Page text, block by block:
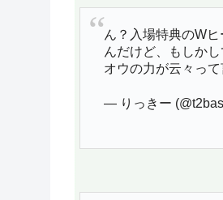
ん？入場特典のW
んだけど、もしか
オウの力が云々っ
— りっきー